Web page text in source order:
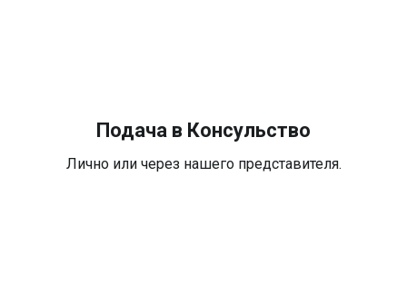
Подача в Консульство
Лично или через нашего представителя.